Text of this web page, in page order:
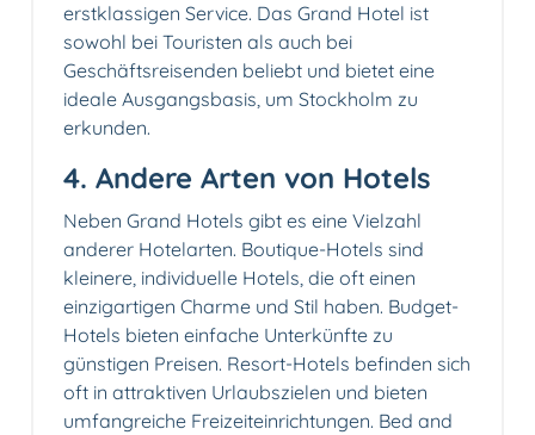
erstklassigen Service. Das Grand Hotel ist
sowohl bei Touristen als auch bei
Geschäftsreisenden beliebt und bietet eine
ideale Ausgangsbasis, um Stockholm zu
erkunden.
4. Andere Arten von Hotels
Neben Grand Hotels gibt es eine Vielzahl
anderer Hotelarten. Boutique-Hotels sind
kleinere, individuelle Hotels, die oft einen
einzigartigen Charme und Stil haben. Budget-
Hotels bieten einfache Unterkünfte zu
günstigen Preisen. Resort-Hotels befinden sich
oft in attraktiven Urlaubszielen und bieten
umfangreiche Freizeiteinrichtungen. Bed and